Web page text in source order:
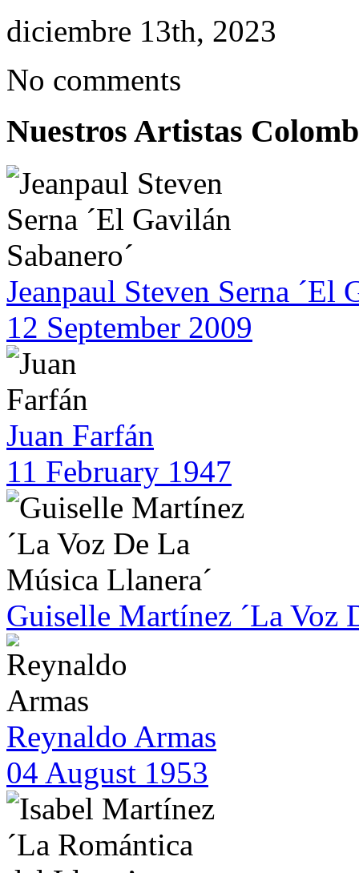
diciembre 13th, 2023
No comments
Nuestros Artistas
Jeanpaul Steven Serna ´El
12 September 2009
Juan Farfán
11 February 1947
Guiselle Martínez ´La Voz
Reynaldo Armas
04 August 1953